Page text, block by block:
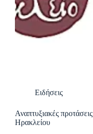
Ειδήσεις
Αναπτυξιακές
Ηρακλείου